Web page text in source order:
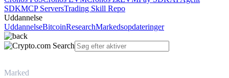
SDKMCP ServersTrading Skill Repo
Uddannelse
UddannelseBitcoinResearchMarkedsopdateringer
Marked